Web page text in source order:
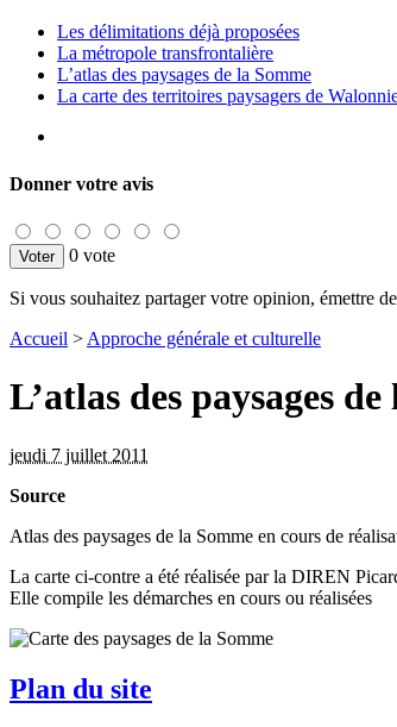
Les délimitations déjà proposées
La métropole transfrontalière
L’atlas des paysages de la Somme
La carte des territoires paysagers de
Donner votre avis
0 vote
Si vous souhaitez partager votre opinion, émettre
Accueil > Approche générale et culturelle
L’atlas des paysages
jeudi 7 juillet 2011
Source
Atlas des paysages de la Somme en cours de
La carte ci-contre a été réalisée par la DIREN
Elle compile les démarches en cours ou réalisées
Plan du site